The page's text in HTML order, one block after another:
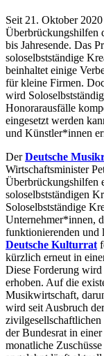
Seit 21. Oktober
Überbrückungshilfen
bis Jahresende. Das
soloselbstständige
beinhaltet einige
für kleine Firmen.
wird
Honorarausfälle
eingesetzt werden
und Künstler*innen
DerDeutsche
Wirtschaftsminister
Überbrückungshilfen
soloselbstständigen
Soloselbstständige
Unternehmer*innen,
funktionierenden und
Deutsche Kulturrat
kürzlich erneut in
Diese Forderung
erhoben. Auf die
Musikwirtschaft,
wird seit Ausbruch
der Bundesrat in
monatliche